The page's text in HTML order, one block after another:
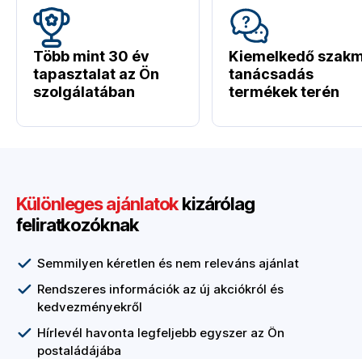
Több mint 30 év
tapasztalat az Ön
szolgálatában
Kiemelkedő
tanácsadás
termékek terén
Különleges ajánlatokkizárólag
feliratkozóknak
Semmilyen kéretlen és nem releváns ajánlat
Rendszeres információk az új akciókról és
kedvezményekről
Hírlevél havonta legfeljebb egyszer az Ön
postaládájába